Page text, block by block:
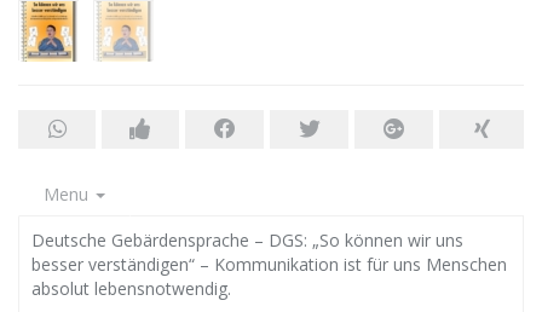
Menu
Deutsche Gebärdensprache – DGS: „So können wir uns
besser verständigen“ – Kommunikation ist für uns Menschen
absolut lebensnotwendig.